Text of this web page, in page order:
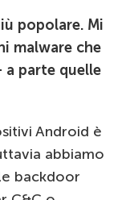
popolare. Mi
malware che
parte quelle
Android è
abbiamo
backdoor